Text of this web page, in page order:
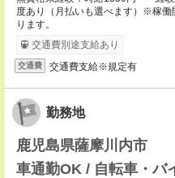
度あり（月払いも選べます）※稼働
ります。
交通費別途支給あり
交通費 交通費支給※規定有
勤務地
鹿児島県薩摩川内市
車通勤OK / 自転車・バ